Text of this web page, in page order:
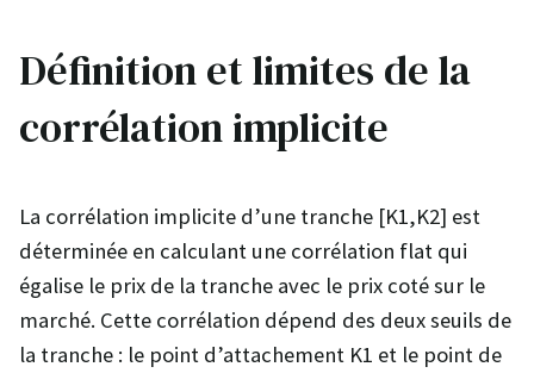
Définition et limites de la
corrélation implicite
La corrélation implicite d’une tranche [K1,K2] est
déterminée en calculant une corrélation flat qui
égalise le prix de la tranche avec le prix coté sur le
marché. Cette corrélation dépend des deux seuils de
la tranche : le point d’attachement K1 et le point de